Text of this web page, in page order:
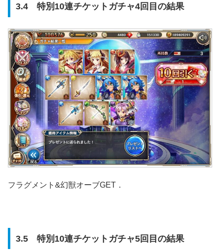
3.4 特別10連チケットガチャ4回目の結果
フラグメント&幻獣オーブGET．
3.5 特別10連チケットガチャ5回目の結果